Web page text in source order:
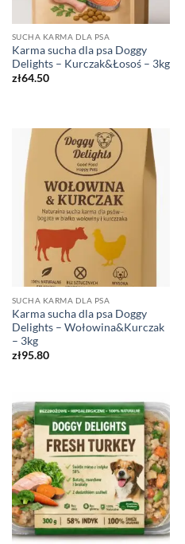
SUCHA KARMA DLA PSA
Karma sucha dla psa Doggy
Delights – Kurczak&Łosoś – 3kg
zł64.50
SUCHA KARMA DLA PSA
Karma sucha dla psa Doggy
Delights – Wołowina&Kurczak
– 3kg
zł95.80